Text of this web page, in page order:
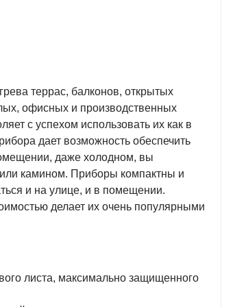
террас, балконов, открытых
офисных и производственных
с успехом использовать их как в
дает возможность обеспечить
даже холодном, вы
камином. Приборы компактны и
и на улице, и в помещении.
делает их очень популярными
листа, максимально защищенного